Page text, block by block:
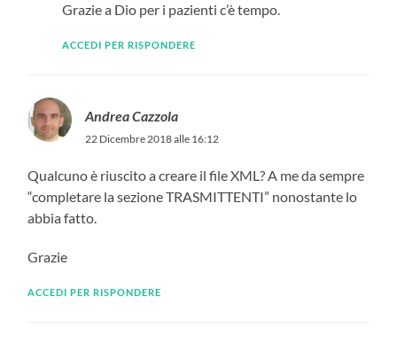
Grazie a Dio per i pazienti c’è tempo.
ACCEDI PER RISPONDERE
Andrea Cazzola
22 Dicembre 2018 alle 16:12
Qualcuno è riuscito a creare il file XML? A me da sempre
“completare la sezione TRASMITTENTI” nonostante lo
abbia fatto.
Grazie
ACCEDI PER RISPONDERE